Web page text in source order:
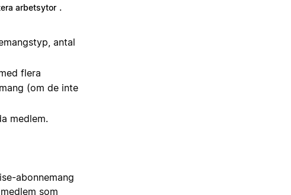
arbetsytor .
antal
flera
(om de inte
medlem.
abonnemang
som